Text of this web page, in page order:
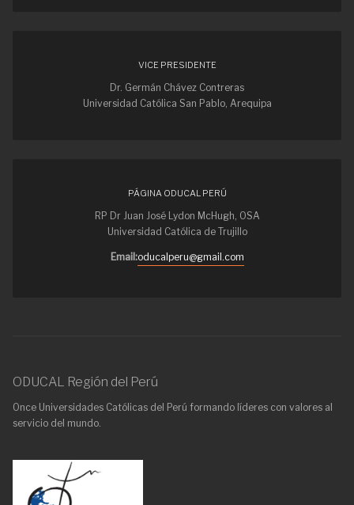
VICE PRESIDENTE
Dr. Germán Chávez Contreras
Universidad Católica San Pablo, Arequipa
PÁGINA ODUCAL PERÚ
RP Dr Juan José Lydon McHugh, OSA
Universidad Católica de Trujillo
Email:oducalperu@gmail.com
ODUCAL Región del Perú
Once Universidades Católicas del Perú formando líderes con valores al
servicio del mundo.